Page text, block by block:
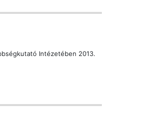
Intézetében 2013.